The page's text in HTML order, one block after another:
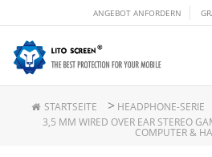
ANGEBOT ANFORDERN
STARTSEITE > HEADPHONE-SERIE
3,5 MM WIRED OVER EAR STEREO
COMPUTER &